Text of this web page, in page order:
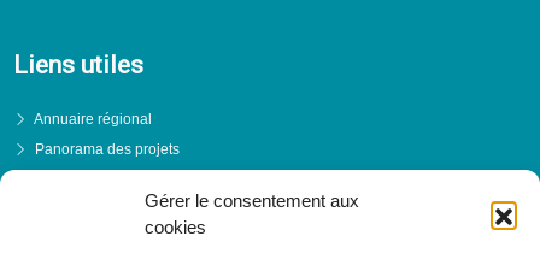
Gérer le consentement aux
cookies
Liens utiles
Annuaire régional
Panorama des projets